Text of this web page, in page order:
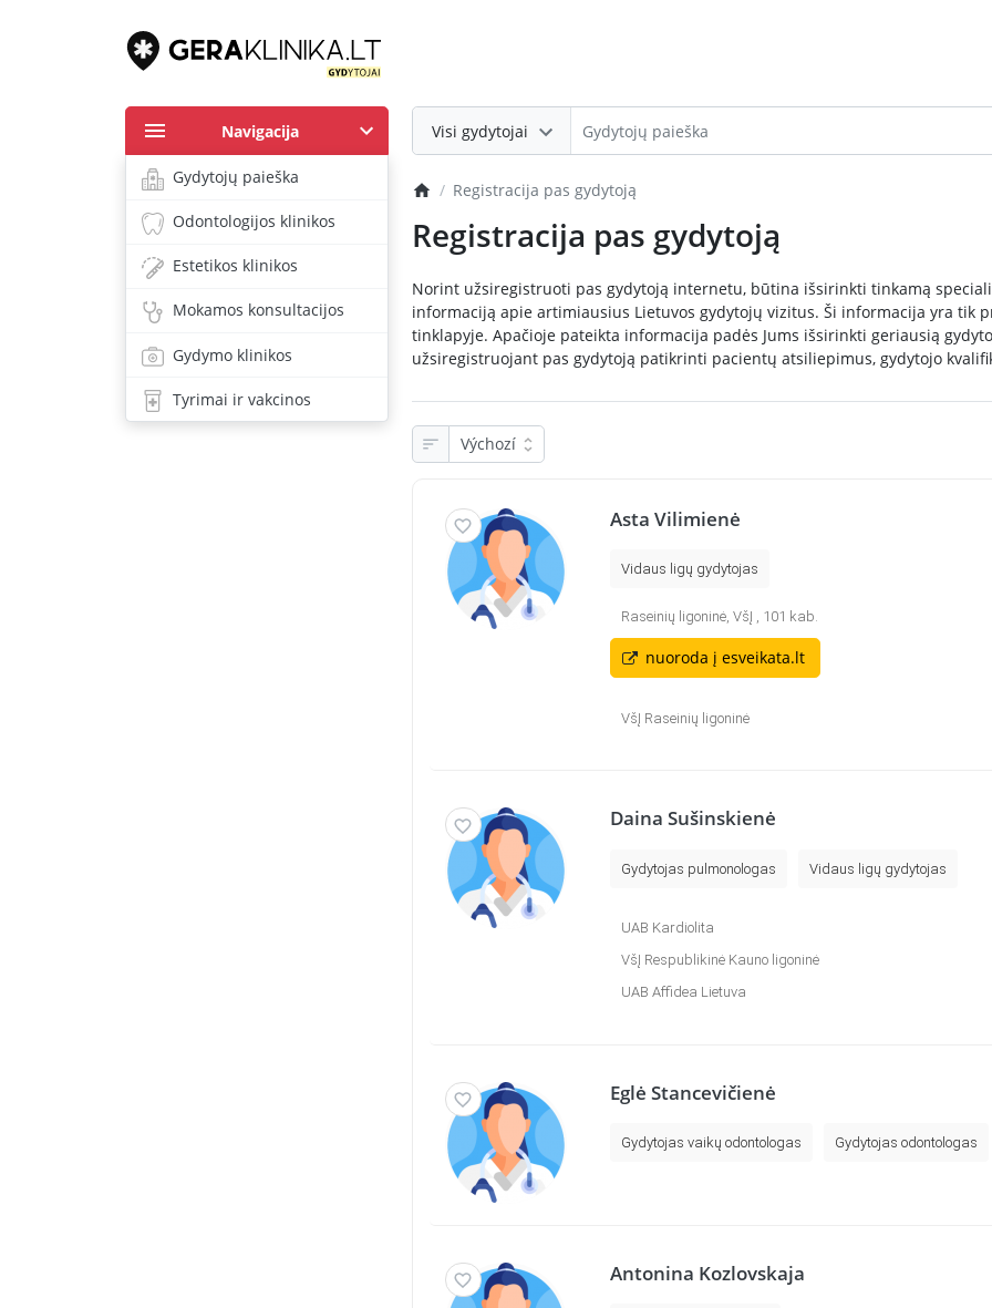
Visi gydytojai
Navigacija
Gydytojų paieška
Odontologijos klinikos
Estetikos klinikos
Mokamos konsultacijos
Gydymo klinikos
Tyrimai ir vakcinos
Registracija pas gydytoją
Registracija pas gydytoją
Norint užsiregistruoti pas gydytoją internetu, būtina išsirinkti tinkamą
informaciją apie artimiausius Lietuvos gydytojų vizitus. Ši informacija yra tik
tinklapyje. Apačioje pateikta informacija padės Jums išsirinkti geriausią
užsiregistruojant pas gydytoją patikrinti pacientų atsiliepimus, gydytojo
Asta Vilimienė
Vidaus ligų gydytojas
Raseinių ligoninė, VšĮ , 101 kab.
nuoroda į esveikata.lt
VšĮ Raseinių ligoninė
Daina Sušinskienė
Gydytojas pulmonologas Vidaus ligų gydytojas
UAB Kardiolita
VšĮ Respublikinė Kauno ligoninė
UAB Affidea Lietuva
Eglė Stancevičienė
Gydytojas vaikų odontologas Gydytojas odontologas
Antonina Kozlovskaja